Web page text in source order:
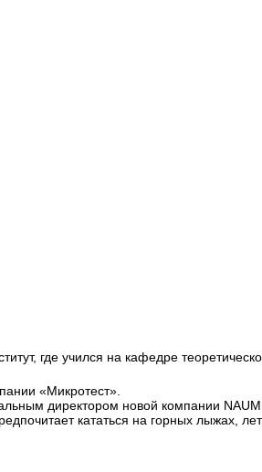
где учился на кафедре
«Микротест».
директором новой компании
кататься на горных лыжах,